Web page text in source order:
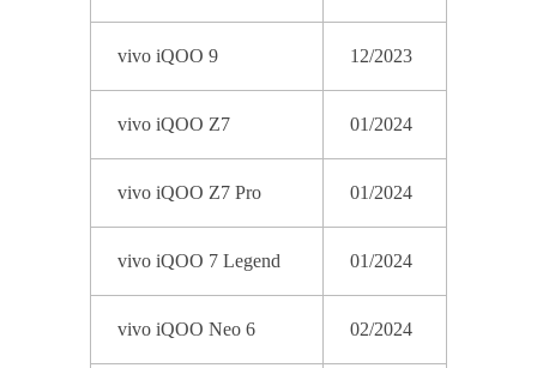
vivo iQOO 9 12/2023
vivo iQOO Z7 01/2024
vivo iQOO Z7 Pro 01/2024
vivo iQOO 7 Legend 01/2024
vivo iQOO Neo 6 02/2024